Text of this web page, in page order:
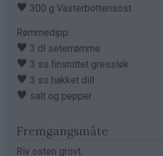
♥ 300 g Västerbottensost
Rømmedipp:
♥ 3 dl seterrømme
♥ 3 ss finsnittet gressløk
♥ 3 ss hakket dill
♥ salt og pepper
Fremgangsmåte
Riv osten grovt.